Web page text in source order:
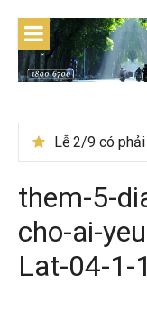
content
them-5-
cho-ai-
Lat-04-1-1